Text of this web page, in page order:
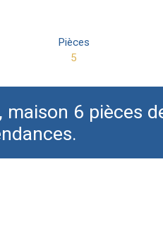
Pièces
5
6 pièces